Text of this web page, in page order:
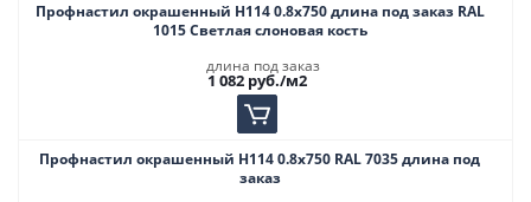
Профнастил окрашенный Н114 0.8х750 длина под заказ RAL
1015 Светлая слоновая кость
длина под заказ
1 082руб./м2
Профнастил окрашенный Н114 0.8х750 RAL 7035 длина под
заказ